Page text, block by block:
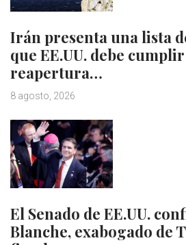
Irán presenta una lista
que EE.UU. debe
reapertura…
8 agosto, 2026
El Senado de EE.UU.
Blanche, exabogado de